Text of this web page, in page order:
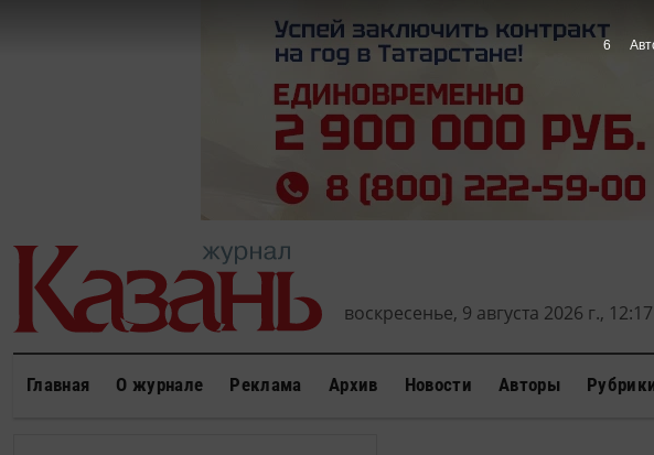
воскресенье, 9 августа 2026 г., 12:17
Главная О журнале Реклама Архив Новости Авторы
5